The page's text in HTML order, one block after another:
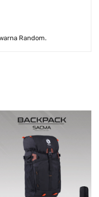
Random.